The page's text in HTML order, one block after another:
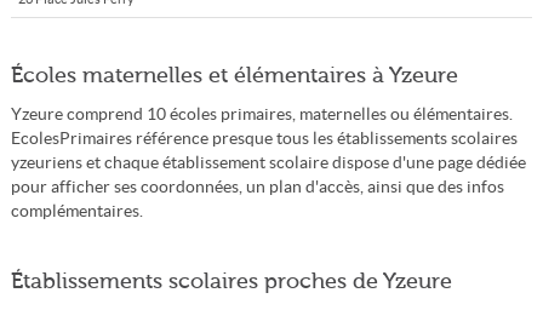
Écoles maternelles et élémentaires à Yzeure
Yzeure comprend 10 écoles primaires, maternelles ou élémentaires.
EcolesPrimaires référence presque tous les établissements scolaires
yzeuriens et chaque établissement scolaire dispose d'une page dédiée
pour afficher ses coordonnées, un plan d'accès, ainsi que des infos
complémentaires.
Établissements scolaires proches de Yzeure